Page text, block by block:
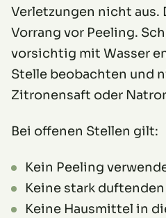
Verletzungen nicht aus.
Vorrang vor Peeling.
vorsichtig mit Wasser
Stelle beobachten und
Zitronensaft oder
Bei offenen Stellen gilt:
Kein Peeling
Keine stark
Keine Hausmittel in